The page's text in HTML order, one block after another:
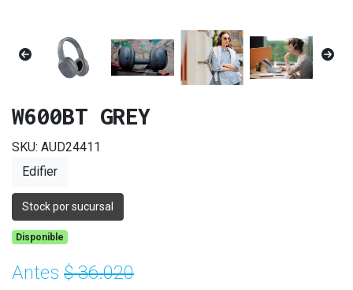
W600BT GREY
SKU: AUD24411
Edifier
Stock por sucursal
Disponible
Antes $ 36.020